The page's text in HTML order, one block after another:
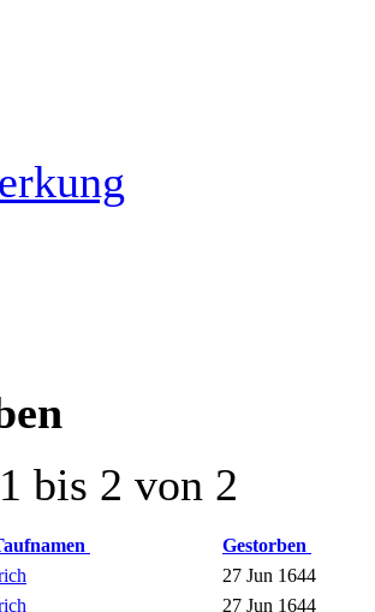
bis 2 von 2
Gestorben
27 Jun 1644
27 Jun 1644